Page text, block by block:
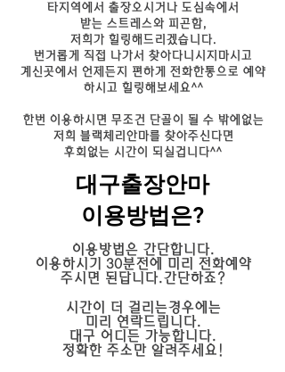
타지역에서 출장오시거나 도심속에서
받는 스트레스와 피곤함,
​저희가 힐링해드리겠습니다.
​번거롭게 직접 나가서 찾아다니시지마시고
계신곳에서 언제든지 편하게 전화한통으로 예약
하시고 힐링해보세요^^
한번 이용하시면 무조건 단골이 될 수 밖에없는
저희 블랙체리안마를 찾아주신다면
​후회없는 시간이 되실겁니다^^
대구출장안마​
이용방법은?
이용방법은 간단합니다.
이용하시기 30분전에 미리 전화예약
주시면 된답니다.간단하죠?
시간이 더 걸리는경우에는
미리 연락드립니다.
대구 어디든 가능합니다.
정확한 주소만 알려주세요!